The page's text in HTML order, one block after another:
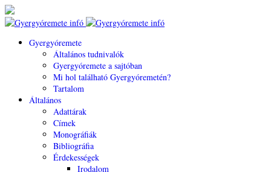
Gyergyóremete
Általános tudnivalók
Gyergyóremete a sajtóban
Mi hol található Gyergyóremetén?
Tartalom
Általános
Adattárak
Címek
Monográfiák
Bibliográfia
Érdekességek
Irodalom